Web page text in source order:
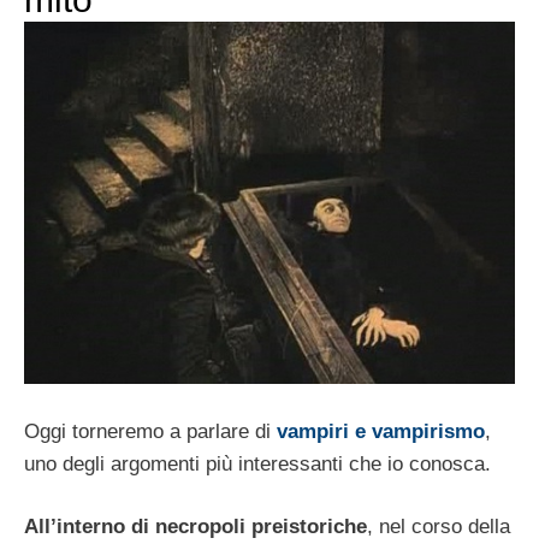
Oggi torneremo a parlare di vampiri e vampirismo,
uno degli argomenti più interessanti che io conosca.
All’interno di necropoli preistoriche, nel corso della